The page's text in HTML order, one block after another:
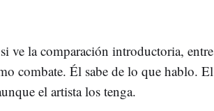
ve la comparación introductoria, entre
combate. Él sabe de lo que hablo. El
el artista los tenga.